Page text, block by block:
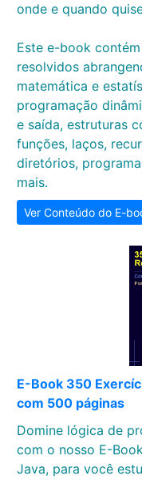
onde e quando
Este e-book
resolvidos
matemática e
programação
e saída, estruturas
funções, laços,
diretórios,
mais.
Ver Conteúdo do E-
E-Book 350
com 500 páginas
Domine lógica de
com o nosso E-
Java, para você